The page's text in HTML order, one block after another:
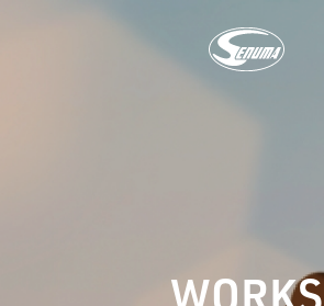
WORKS